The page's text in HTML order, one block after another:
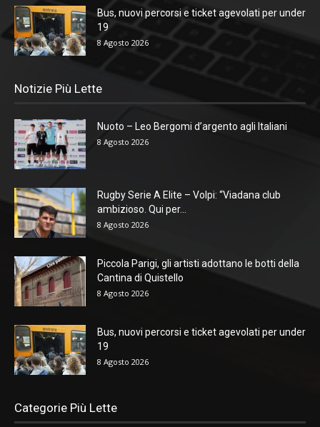
Bus, nuovi percorsi e ticket agevolati per under
19
8 Agosto 2026
Notizie Più Lette
Nuoto – Leo Bergomi d’argento agli Italiani
8 Agosto 2026
Rugby Serie A Elite – Volpi: “Viadana club
ambizioso. Qui per...
8 Agosto 2026
Piccola Parigi, gli artisti adottano le botti della
Cantina di Quistello
8 Agosto 2026
Bus, nuovi percorsi e ticket agevolati per under
19
8 Agosto 2026
Categorie Più Lette